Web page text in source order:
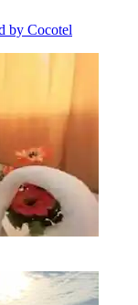
by Cocotel